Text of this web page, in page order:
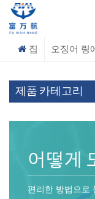
집 오징어 링
제품 카테고리
어떻게
편리한 방법으로